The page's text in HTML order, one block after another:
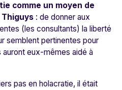
comme un moyen de
: de donner aux
(les consultants) la liberté
semblent pertinentes pour
eux-mêmes aidé à
pas en holacratie, il était